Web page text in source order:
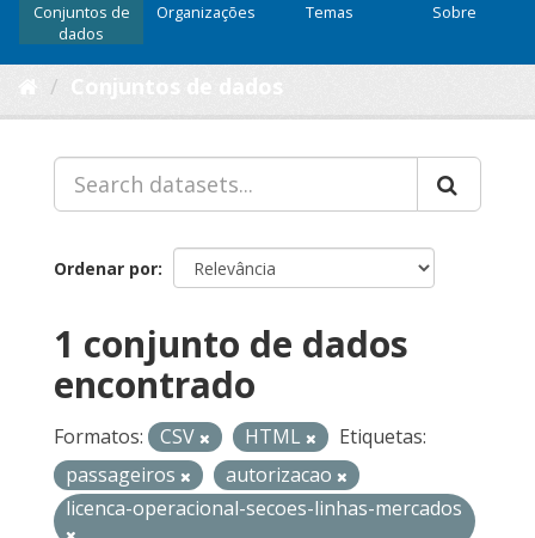
Conjuntos de
dados
Organizações Temas Sobre
Ordenar por
1 conjunto de dados
encontrado
Formatos: CSV HTML
Etiquetas:
passageiros
autorizacao
licenca-operacional-secoes-linhas-mercados